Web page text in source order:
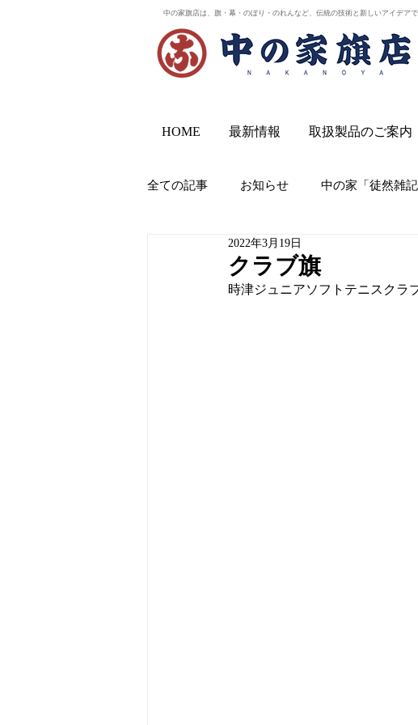
中の家旗店は、旗・幕・のぼり・のれんなど、伝統の技術と新しいアイデア
HOME 最新情報 取扱製品のご案内
全ての記事 お知らせ 中の家「徒然雑記
クラブ旗
2022年3月19日
時津ジュニアソフトテニスクラ